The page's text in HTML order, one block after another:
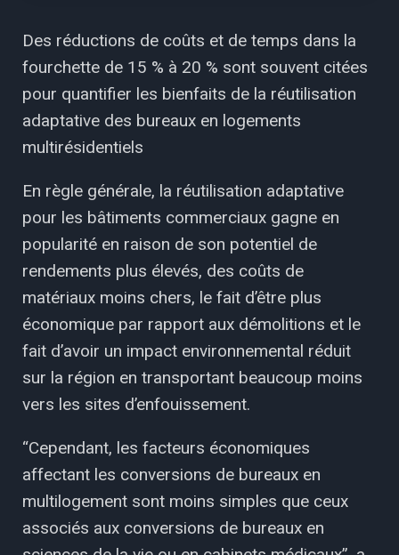
Des réductions de coûts et de temps dans la
fourchette de 15 % à 20 % sont souvent citées
pour quantifier les bienfaits de la réutilisation
adaptative des bureaux en logements
multirésidentiels
En règle générale, la réutilisation adaptative
pour les bâtiments commerciaux gagne en
popularité en raison de son potentiel de
rendements plus élevés, des coûts de
matériaux moins chers, le fait d’être plus
économique par rapport aux démolitions et le
fait d’avoir un impact environnemental réduit
sur la région en transportant beaucoup moins
vers les sites d’enfouissement.
“Cependant, les facteurs économiques
affectant les conversions de bureaux en
multilogement sont moins simples que ceux
associés aux conversions de bureaux en